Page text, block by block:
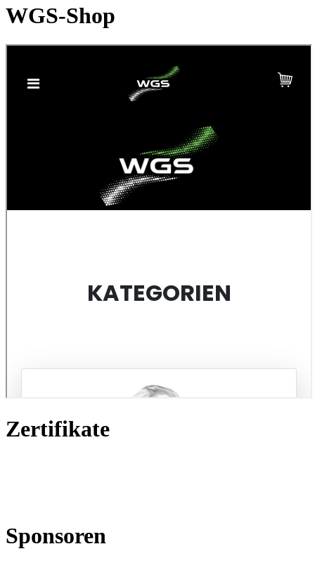
WGS-Shop
Zertifikate
Sponsoren